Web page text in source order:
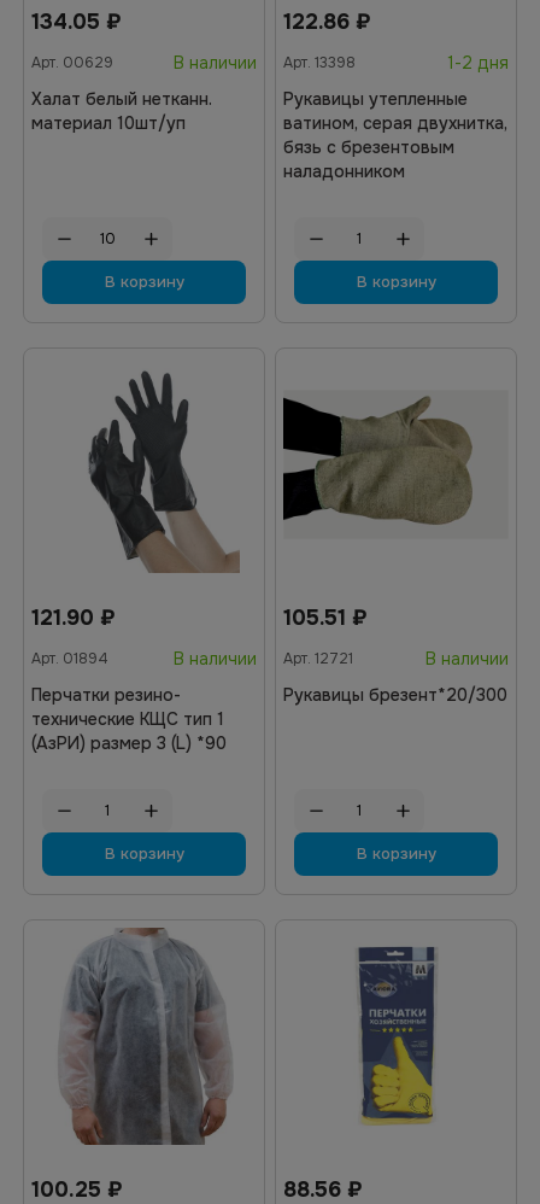
134.05 ₽
Арт. 00629
В наличии
Халат белый нетканн.
материал 10шт/уп
В корзину
122.86 ₽
Арт. 13398
1-2 дня
Рукавицы утепленные
ватином, серая двухнитка,
бязь с брезентовым
наладонником
В корзину
121.90 ₽
Арт. 01894
В наличии
Перчатки резино-
технические КЩС тип 1
(АзРИ) размер 3 (L) *90
В корзину
105.51 ₽
Арт. 12721
В наличии
Рукавицы брезент*20/300
В корзину
100.25 ₽ 88.56 ₽